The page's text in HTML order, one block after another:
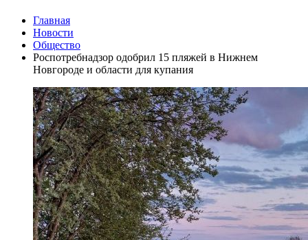
Главная
Новости
Общество
Роспотребнадзор одобрил 15 пляжей в Нижнем
Новгороде и области для купания